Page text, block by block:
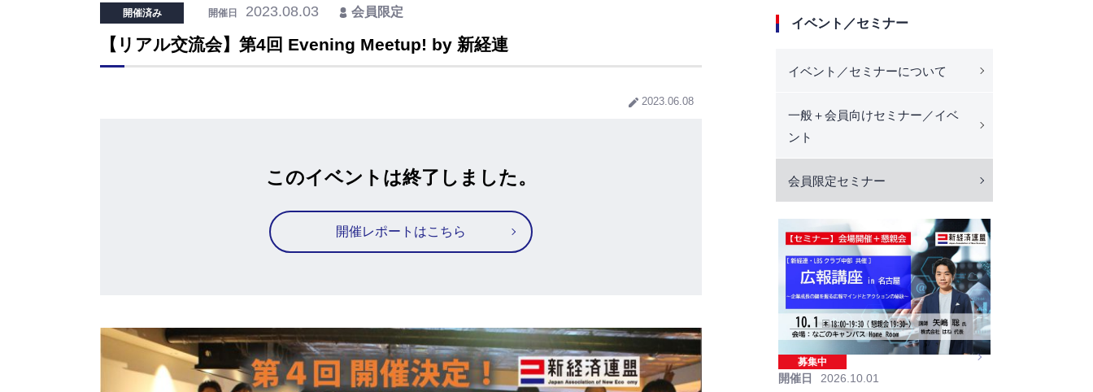
開催済み 開催日 2023.08.03 会員限定
【リアル交流会】第4回 Evening Meetup! by 新経連
2023.06.08
このイベントは終了しました。
開催レポートはこちら
イベント／セミナー
イベント／セミナーについて
一般＋会員向けセミナー／イベ
ント
会員限定セミナー
募集中
開催日
2026.10.01